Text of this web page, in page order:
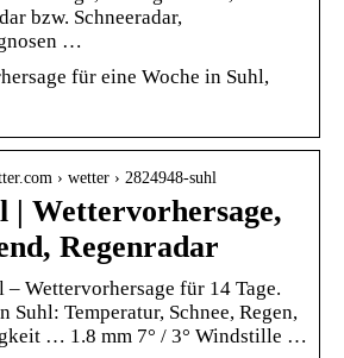
bzw. Schneeradar,
…
für eine Woche in Suhl,
› wetter › 2824948-suhl
| Wettervorhersage,
Regenradar
– Wettervorhersage für 14 Tage.
Suhl: Temperatur, Schnee, Regen,
… 1.8 mm 7° / 3° Windstille …